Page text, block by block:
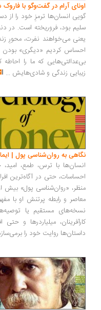
آرام در گفت‌وگو با فاروک شهیچ‭
انسان‌ها ترمزِ خود را از دست
بود، فروریخته است. در دنیای
می‌خواهند نفرت، محورِ
کردیم «دیگری» بودن چه
که ما را احاطه
زندگی و شادی‌هایش...
به روان‌شناسی پول | ایما
با ترس، طمع، امید،
حتی در آگاه‌ترین افراد،
«روان‌شناسی پول» بیش از آنکه
و رابطه پرتنش او با مفهوم
مستقیم یا توصیه‌های
میلیاردرها و حتی
روایت خود را برمی‌سازد و